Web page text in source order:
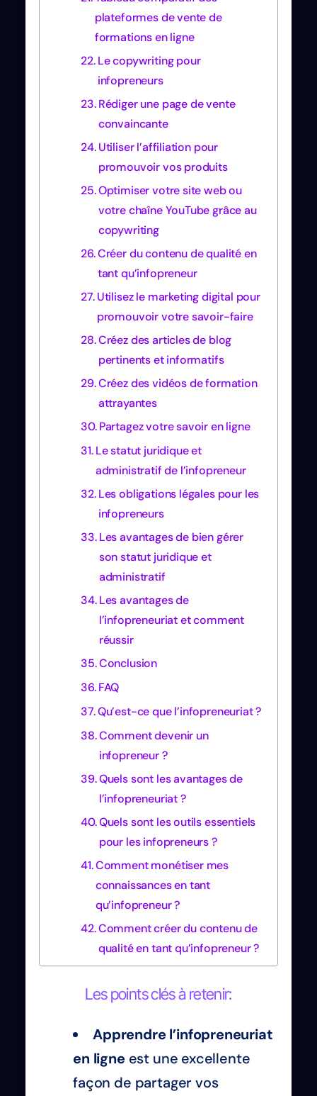
plateformes de vente de
formations en ligne
Le copywriting pour
infopreneurs
Rédiger une page de vente
convaincante
Utiliser l’affiliation pour
promouvoir vos produits
Optimiser votre site web ou
votre chaîne YouTube grâce au
copywriting
Créer du contenu de qualité en
tant qu’infopreneur
Utilisez le marketing digital pour
promouvoir votre savoir-faire
Créez des articles de blog
pertinents et informatifs
Créez des vidéos de formation
attrayantes
Partagez votre savoir en ligne
Le statut juridique et
administratif de l’infopreneur
Les obligations légales pour les
infopreneurs
Les avantages de bien gérer
son statut juridique et
administratif
Les avantages de
l’infopreneuriat et comment
réussir
Conclusion
FAQ
Qu’est-ce que l’infopreneuriat ?
Comment devenir un
infopreneur ?
Quels sont les avantages de
l’infopreneuriat ?
Quels sont les outils essentiels
pour les infopreneurs ?
Comment monétiser mes
connaissances en tant
qu’infopreneur ?
Comment créer du contenu de
qualité en tant qu’infopreneur ?
Les points clés à retenir:
Apprendre l’infopreneuriat
en ligneest une excellente
façon de partager vos